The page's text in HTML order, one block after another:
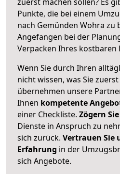
Punkte, die bei einem
nach Gemünden Wohra zu
Angefangen bei der
Verpacken Ihres kostbaren
Wenn Sie durch Ihren
nicht wissen, was Sie
übernehmen unsere
Ihnen kompetente
einer Checkliste. Zögern
Dienste in Anspruch zu
sich zurück. Vertrauen Sie
Erfahrung in der
sich Angebote.